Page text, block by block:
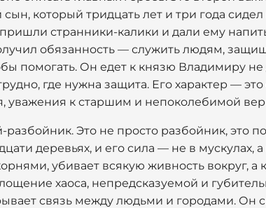
который тридцать лет и три года
странники-калики и дали ему
обязанность — служить людям,
помогать. Он едет к князю Владимиру
где нужна защита. Его характер —
уважения к старшим и непоколебимой
Это не просто разбойник, это
деревьях, и его сила — не в мускулах, а
убивает всякую живность вокруг, а
хаоса, непредсказуемой и
связь между людьми и городами. Он